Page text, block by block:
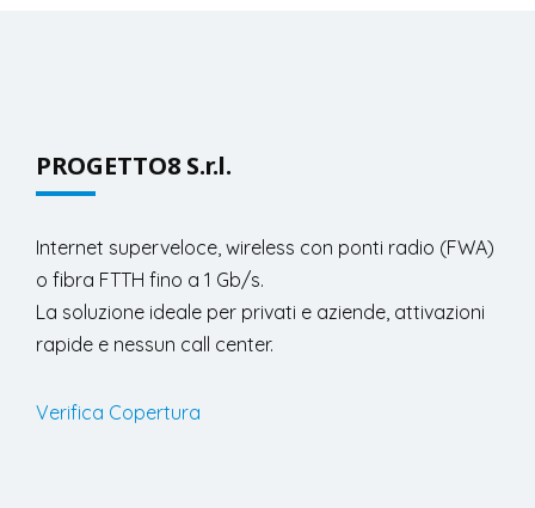
PROGETTO8 S.r.l.
Internet superveloce, wireless con ponti radio (FWA)
o fibra FTTH fino a 1 Gb/s.
La soluzione ideale per privati e aziende, attivazioni
rapide e nessun call center.
Verifica Copertura